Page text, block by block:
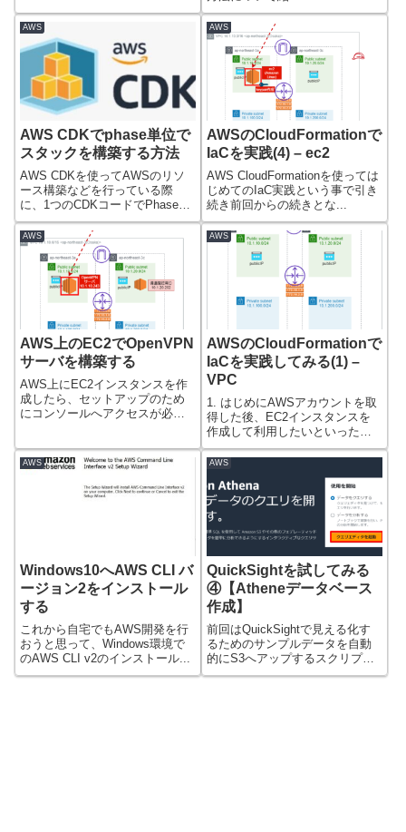
AWS
AWS CDKでphase単位で
スタックを構築する方法
AWS CDKを使ってAWSのリソ
ース構築などを行っている際
に、1つのCDKコードでPhaseに
応じ...
AWS
AWSのCloudFormationで
IaCを実践(4) – ec2
AWS CloudFormationを使っては
じめてのIaC実践という事で引き
続き前回からの続きとな...
AWS
AWS上のEC2でOpenVPN
サーバを構築する
AWS上にEC2インスタンスを作
成したら、セットアップのため
にコンソールへアクセスが必要
AWS
AWSのCloudFormationで
IaCを実践してみる(1) –
VPC
1. はじめにAWSアカウントを取
得した後、EC2インスタンスを
作成して利用したいといった場
合には、...
AWS
Windows10へAWS CLI バ
ージョン2をインストール
する
これから自宅でもAWS開発を行
おうと思って、Windows環境で
のAWS CLI v2のインストール...
AWS
QuickSightを試してみる
④【Atheneデータベース
作成】
前回はQuickSightで見える化す
るためのサンプルデータを自動
的にS3へアップするスクリプト
の準...